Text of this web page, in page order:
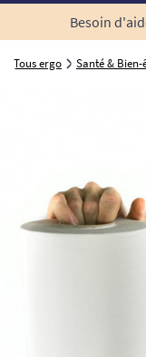
Besoin
Tous ergo Santé & Bien-